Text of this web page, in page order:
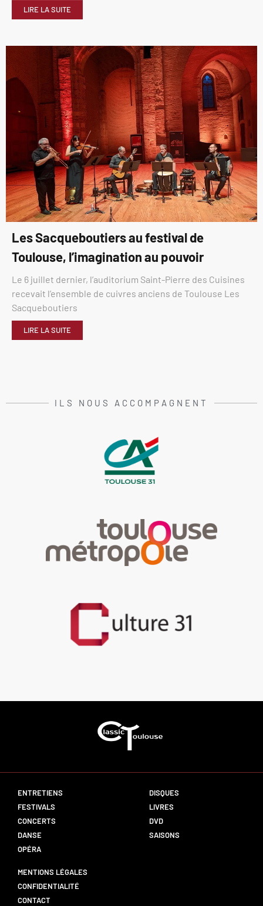
LIRE LA SUITE
Les Sacqueboutiers au festival de
Toulouse, l’imagination au pouvoir
Le 6 juillet dernier, l’auditorium Saint-Pierre des Cuisines
recevait l’ensemble de cuivres anciens de Toulouse Les
Sacqueboutiers
LIRE LA SUITE
ILS NOUS ACCOMPAGNENT
ENTRETIENS
FESTIVALS
CONCERTS
DANSE
OPÉRA
DISQUES
LIVRES
DVD
SAISONS
MENTIONS LÉGALES
CONFIDENTIALITÉ
CONTACT